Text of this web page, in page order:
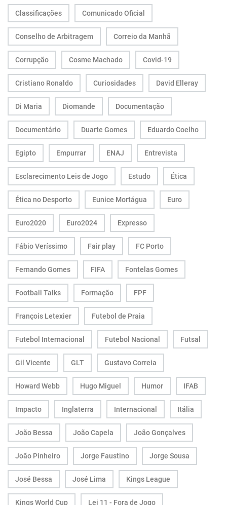
Classificações Comunicado Oficial
Conselho de Arbitragem Correio da Manhã
Corrupção Cosme Machado Covid-19
Cristiano Ronaldo Curiosidades David Elleray
Di Maria Diomande Documentação
Documentário Duarte Gomes Eduardo Coelho
Egipto Empurrar ENAJ Entrevista
Esclarecimento Leis de Jogo Estudo Ética
Ética no Desporto Eunice Mortágua Euro
Euro2020 Euro2024 Expresso
Fábio Veríssimo Fair play FC Porto
Fernando Gomes FIFA Fontelas Gomes
Football Talks Formação FPF
François Letexier Futebol de Praia
Futebol Internacional Futebol Nacional Futsal
Gil Vicente GLT Gustavo Correia
Howard Webb Hugo Miguel Humor IFAB
Impacto Inglaterra Internacional Itália
João Bessa João Capela João Gonçalves
João Pinheiro Jorge Faustino Jorge Sousa
José Bessa José Lima Kings League
Kings World Cup Lei 11 - Fora de Jogo